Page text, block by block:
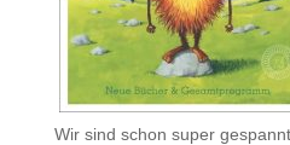
Wir sind schon super